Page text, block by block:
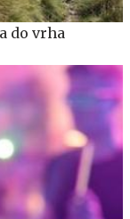
do vrha